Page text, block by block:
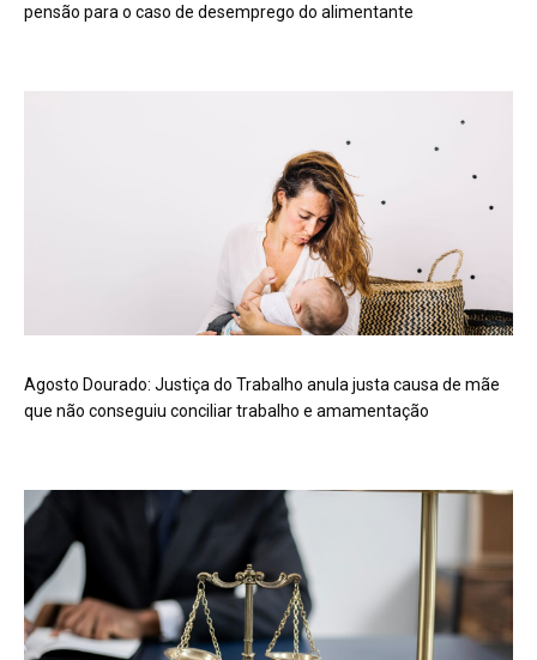
pensão para o caso de desemprego do alimentante
Agosto Dourado: Justiça do Trabalho anula justa causa de mãe
que não conseguiu conciliar trabalho e amamentação